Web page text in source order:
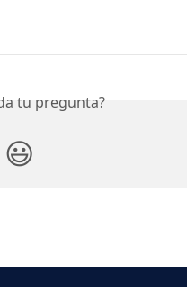
tu pregunta?
😃